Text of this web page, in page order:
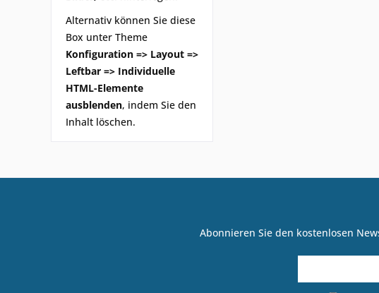
Alternativ können Sie diese
Box unter Theme
Konfiguration => Layout =>
Leftbar => Individuelle
HTML-Elemente
ausblenden, indem Sie den
Inhalt löschen.
Abonnieren Sie den kostenlosen